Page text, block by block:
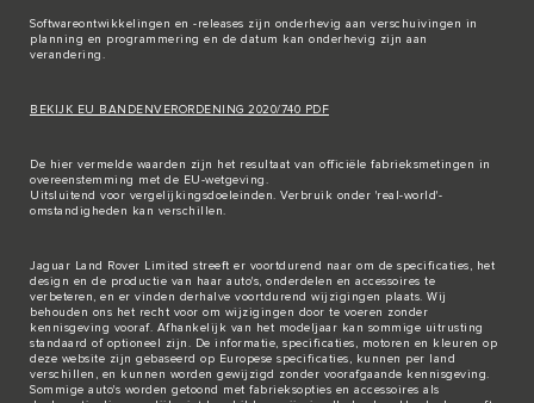
Softwareontwikkelingen en -releases zijn onderhevig aan verschuivingen in
planning en programmering en de datum kan onderhevig zijn aan
verandering.
BEKIJK EU BANDENVERORDENING 2020/740 PDF
De hier vermelde waarden zijn het resultaat van officiële fabrieksmetingen in
overeenstemming met de EU-wetgeving.
Uitsluitend voor vergelijkingsdoeleinden. Verbruik onder 'real-world'-
omstandigheden kan verschillen.
Jaguar Land Rover Limited streeft er voortdurend naar om de specificaties, het
design en de productie van haar auto's, onderdelen en accessoires te
verbeteren, en er vinden derhalve voortdurend wijzigingen plaats. Wij
behouden ons het recht voor om wijzigingen door te voeren zonder
kennisgeving vooraf. Afhankelijk van het modeljaar kan sommige uitrusting
standaard of optioneel zijn. De informatie, specificaties, motoren en kleuren op
deze website zijn gebaseerd op Europese specificaties, kunnen per land
verschillen, en kunnen worden gewijzigd zonder voorafgaande kennisgeving.
Sommige auto's worden getoond met fabrieksopties en accessoires als